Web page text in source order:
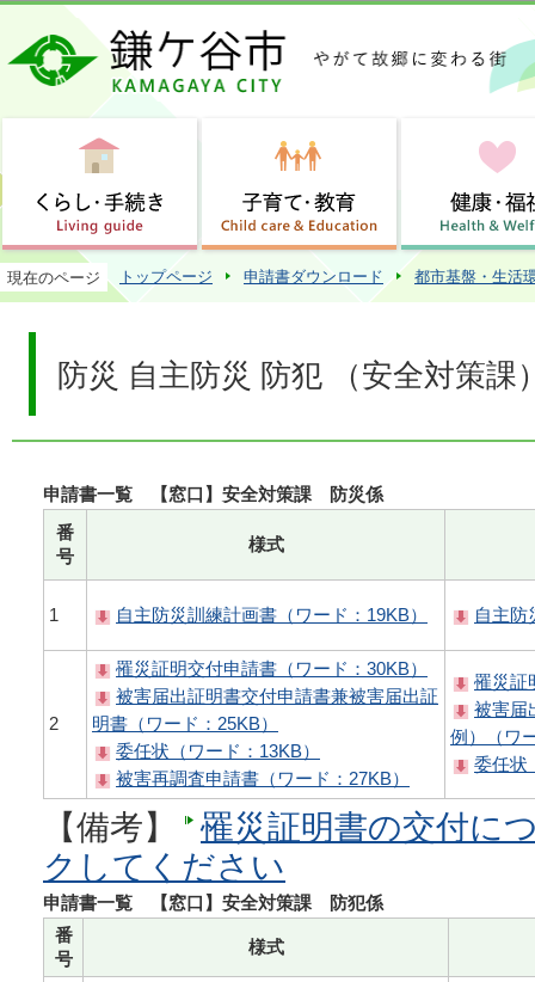
この
現在のページ トップページ 申請書ダウンロード 都市基盤・生活
防災 自主防災 防犯 （安全対策課
申請書一覧 【窓口】安全対策課 防災係
番
号
様式
1 自主防災訓練計画書（ワード：19KB） 自主防
2
罹災証明交付申請書（ワード：30KB）
被害届出証明書交付申請書兼被害届出証
明書（ワード：25KB）
委任状（ワード：13KB）
被害再調査申請書（ワード：27KB）
罹災証
被害届
例）（ワ
委任状
【備考】
罹災証明書の交付に
クしてください
申請書一覧 【窓口】安全対策課 防犯係
番
号
様式